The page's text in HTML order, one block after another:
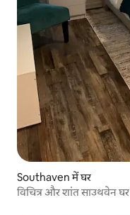
Southaven में घर
विचित्र और शांत साउथवेन घर